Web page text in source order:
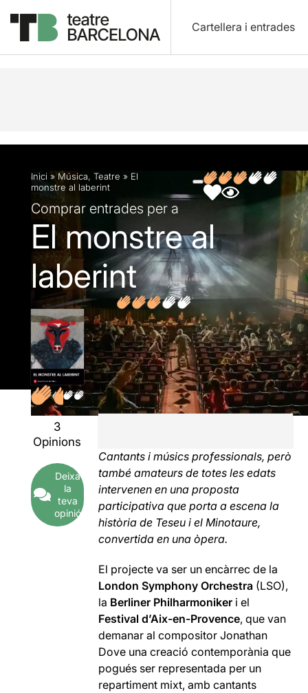
Cartellera i entrades
Descripció Fitxa artística Fotos i vídeos
Inici » Música, Teatre » El
monstre al laberint
Comprar entrades per a
El monstre al
laberint
3
Opinions
Deixa
la
teva
opinió
Cantants i músics professionals, però
també amateurs de totes les edats
intervenen en una proposta
participativa que porta a escena la
història de Teseu i el Minotaure,
convertida en una òpera.
El projecte va ser un encàrrec de la
London Symphony Orchestra (LSO),
la Berliner Philharmoniker i el
Festival d’Aix-en-Provence, que van
demanar al compositor Jonathan
Dove una creació contemporània que
pogués ser representada per un
repartiment mixt, amb cantants